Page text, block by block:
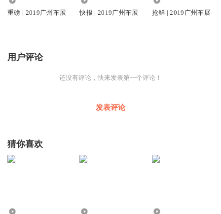
重磅 | 2019广州车展 快报 | 2019广州车展 抢鲜 | 2019广州车展
用户评论
还没有评论，快来发表第一个评论！
发表评论
猜你喜欢